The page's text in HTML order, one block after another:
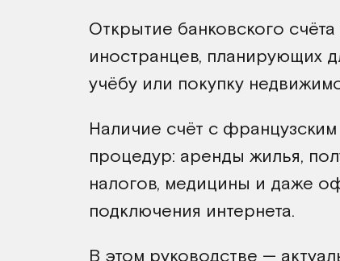
Открытие банковского
иностранцев, планирующих
учёбу или покупку
Наличие счёт с
процедур: аренды жилья,
налогов, медицины и даже
подключения интернета.
В этом руководстве —